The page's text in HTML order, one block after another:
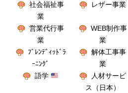
社会福祉事
業
レザー事業
営業代行事
業
WEB制作事
業
ﾌﾞﾚﾝﾃﾞｨｯﾄﾞﾗ
ｰﾆﾝｸﾞ
解体工事事
業
語学
人材サービ
ス（日本）